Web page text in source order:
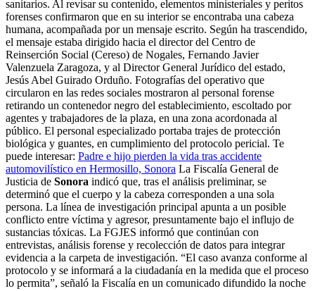
sanitarios. Al revisar su contenido, elementos ministeriales y peritos
forenses confirmaron que en su interior se encontraba una cabeza
humana, acompañada por un mensaje escrito. Según ha trascendido,
el mensaje estaba dirigido hacia el director del Centro de
Reinserción Social (Cereso) de Nogales, Fernando Javier
Valenzuela Zaragoza, y al Director General Jurídico del estado,
Jesús Abel Guirado Orduño. Fotografías del operativo que
circularon en las redes sociales mostraron al personal forense
retirando un contenedor negro del establecimiento, escoltado por
agentes y trabajadores de la plaza, en una zona acordonada al
público. El personal especializado portaba trajes de protección
biológica y guantes, en cumplimiento del protocolo pericial. Te
puede interesar: Padre e hijo pierden la vida tras accidente
automovilístico en Hermosillo, Sonora La Fiscalía General de
Justicia de Sonora indicó que, tras el análisis preliminar, se
determinó que el cuerpo y la cabeza corresponden a una sola
persona. La línea de investigación principal apunta a un posible
conflicto entre víctima y agresor, presuntamente bajo el influjo de
sustancias tóxicas. La FGJES informó que continúan con
entrevistas, análisis forense y recolección de datos para integrar
evidencia a la carpeta de investigación. “El caso avanza conforme al
protocolo y se informará a la ciudadanía en la medida que el proceso
lo permita”, señaló la Fiscalía en un comunicado difundido la noche